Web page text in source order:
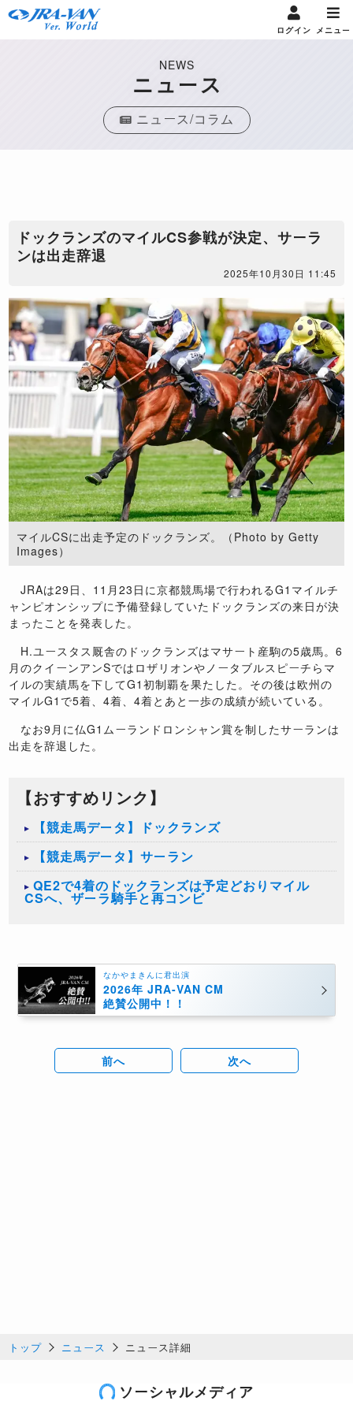
ログイン メニュー
NEWS
ニュース
ニュース/コラム
ドックランズのマイルCS参戦が決定、サーラ
ンは出走辞退
2025年10月30日 11:45
マイルCSに出走予定のドックランズ。（Photo by Getty
Images）
JRAは29 日、 11 月23 日に京都競馬場で行われるG1 マイルチ
ャンピオンシップに予備登録していたドックランズの来日が決
まったことを発表した。
H.ユースタス厩舎のドックランズはマサート産駒の5歳馬。6
月のクイーンアンSではロザリオンやノータブルスピーチらマ
イルの実績馬を下してG1初制覇を果たした。その後は欧州の
マイルG1 で5着、4着、4着とあと一歩の成績が続いている。
なお9 月に仏G1 ムーランドロンシャン賞を制したサーランは
出走を辞退した。
【おすすめリンク】
【競走馬データ】ドックランズ
【競走馬データ】サーラン
QE2で4着のドックランズは予定どおりマイル
CSへ、ザーラ騎手と再コンビ
なかやまきんに君出演
2026年 JRA-VAN CM
絶賛公開中！！
前へ 次へ
トップ ニュース ニュース詳細
ソーシャルメディア